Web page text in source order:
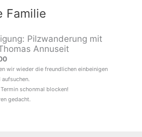
Familie
Pilzwanderung mit
Annuseit
wir wieder die freundlichen einbeinigen
aufsuchen.
schonmal blocken!
gedacht.